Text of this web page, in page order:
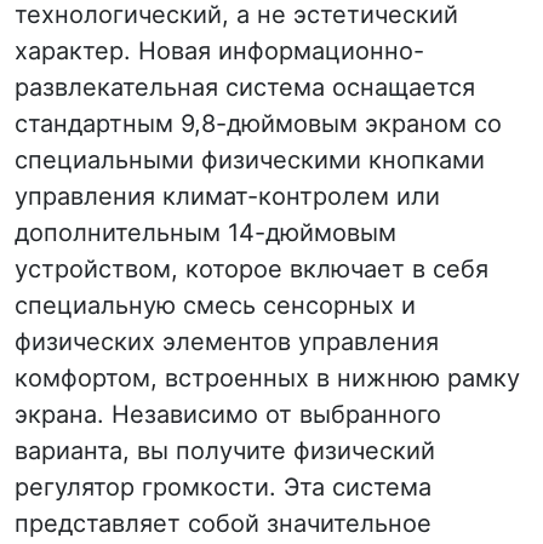
технологический, а не эстетический
характер. Новая информационно-
развлекательная система оснащается
стандартным 9,8-дюймовым экраном со
специальными физическими кнопками
управления климат-контролем или
дополнительным 14-дюймовым
устройством, которое включает в себя
специальную смесь сенсорных и
физических элементов управления
комфортом, встроенных в нижнюю рамку
экрана. Независимо от выбранного
варианта, вы получите физический
регулятор громкости. Эта система
представляет собой значительное